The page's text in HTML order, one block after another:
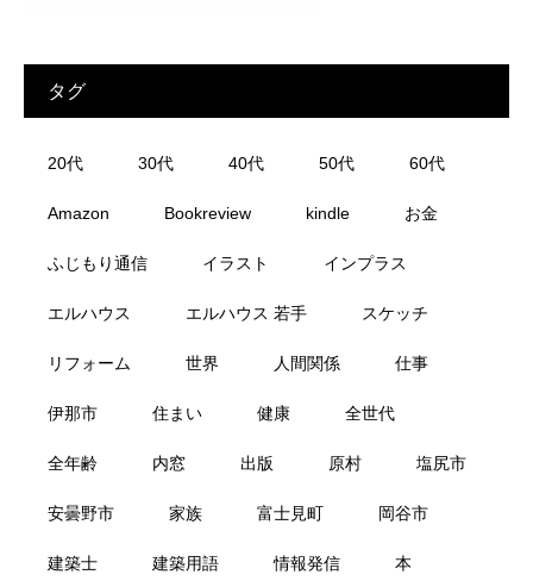
タグ
20代 30代 40代 50代 60代
Amazon Bookreview kindle お金
ふじもり通信 イラスト インプラス
エルハウス エルハウス 若手 スケッチ
リフォーム 世界 人間関係 仕事
伊那市 住まい 健康 全世代
全年齢 内窓 出版 原村 塩尻市
安曇野市 家族 富士見町 岡谷市
建築士 建築用語 情報発信 本